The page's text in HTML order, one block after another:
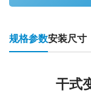
规格参数安装尺寸
干式